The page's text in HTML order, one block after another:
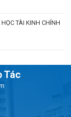
TÀI KINH CHÍNH
Tác